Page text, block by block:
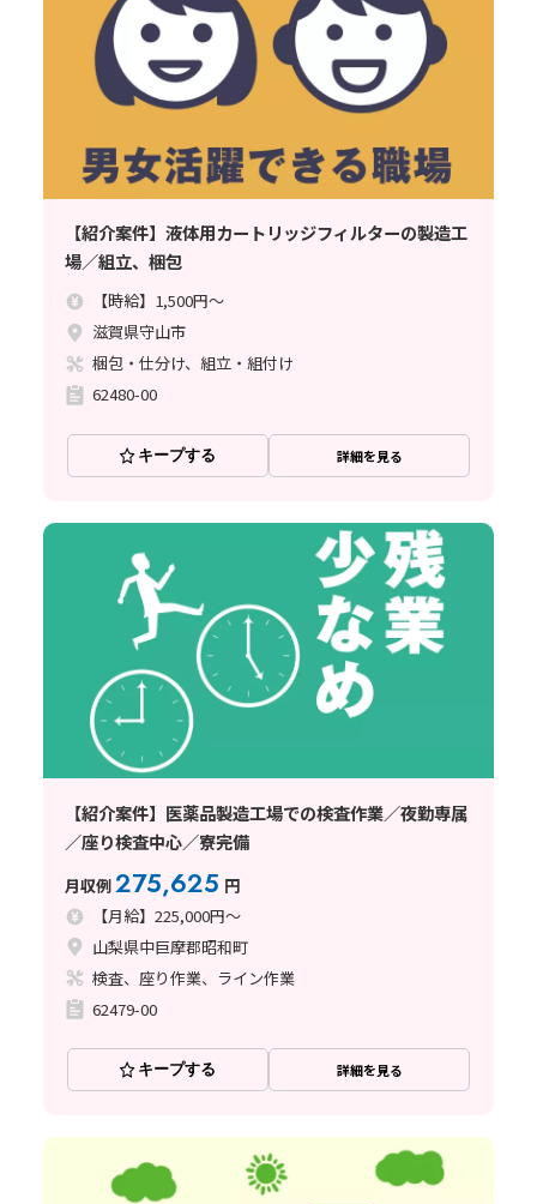
【紹介案件】液体用カートリッジフィルターの製造工
場／組立、梱包
【時給】1,500円～
滋賀県守山市
梱包・仕分け、組立・組付け
62480-00
キープする 詳細を見る
【紹介案件】医薬品製造工場での検査作業／夜勤専属
／座り検査中心／寮完備
月収例275,625 円
【月給】225,000円～
山梨県中巨摩郡昭和町
検査、座り作業、ライン作業
62479-00
キープする 詳細を見る